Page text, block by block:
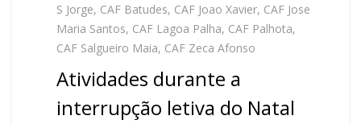
S Jorge, CAF Batudes, CAF Joao Xavier, CAF Jose
Maria Santos, CAF Lagoa Palha, CAF Palhota,
CAF Salgueiro Maia, CAF Zeca Afonso
Atividades durante a
interrupção letiva do Natal